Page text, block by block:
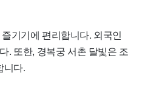
기기에 편리합니다. 외국인
. 또한, 경복궁 서촌 달빛은 조
니다.